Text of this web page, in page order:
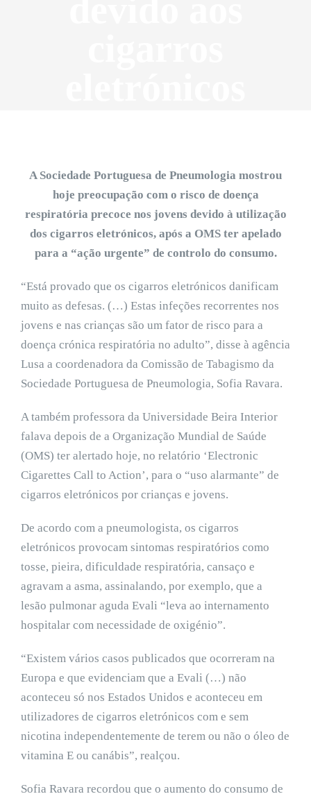
A Sociedade Portuguesa de Pneumologia mostrou
hoje preocupação com o risco de doença
respiratória precoce nos jovens devido à utilização
dos cigarros eletrónicos, após a OMS ter apelado
para a “ação urgente” de controlo do consumo.
“Está provado que os cigarros eletrónicos danificam
muito as defesas. (…) Estas infeções recorrentes nos
jovens e nas crianças são um fator de risco para a
doença crónica respiratória no adulto”, disse à agência
Lusa a coordenadora da Comissão de Tabagismo da
Sociedade Portuguesa de Pneumologia, Sofia Ravara.
A também professora da Universidade Beira Interior
falava depois de a Organização Mundial de Saúde
(OMS) ter alertado hoje, no relatório ‘Electronic
Cigarettes Call to Action’, para o “uso alarmante” de
cigarros eletrónicos por crianças e jovens.
De acordo com a pneumologista, os cigarros
eletrónicos provocam sintomas respiratórios como
tosse, pieira, dificuldade respiratória, cansaço e
agravam a asma, assinalando, por exemplo, que a
lesão pulmonar aguda Evali “leva ao internamento
hospitalar com necessidade de oxigénio”.
“Existem vários casos publicados que ocorreram na
Europa e que evidenciam que a Evali (…) não
aconteceu só nos Estados Unidos e aconteceu em
utilizadores de cigarros eletrónicos com e sem
nicotina independentemente de terem ou não o óleo de
vitamina E ou canábis”, realçou.
Sofia Ravara recordou que o aumento do consumo de